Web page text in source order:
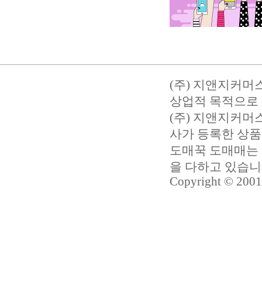
(주) 지앤지커머
상업적 목적으
(주) 지앤지커머
사가 등록한 상
도매꾹 도매매
을 다하고 있습
Copyright ©